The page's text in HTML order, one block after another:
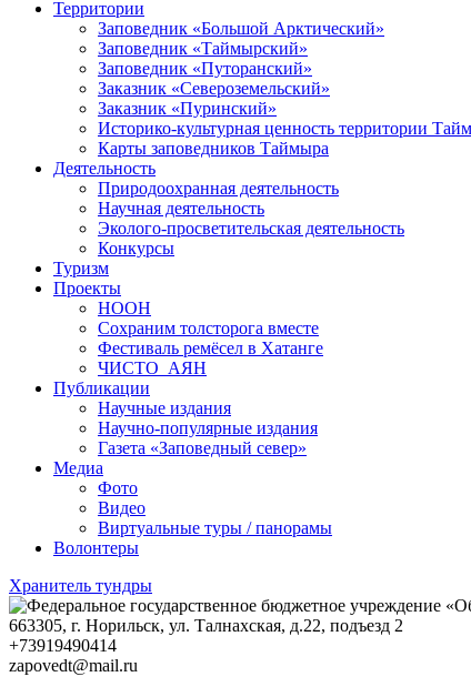
Территории
Заповедник «Большой Арктический»
Заповедник «Таймырский»
Заповедник «Путоранский»
Заказник «Североземельский»
Заказник «Пуринский»
Историко-культурная ценность территории
Карты заповедников Таймыра
Деятельность
Природоохранная деятельность
Научная деятельность
Эколого-просветительская деятельность
Конкурсы
Туризм
Проекты
НООН
Сохраним толсторога вместе
Фестиваль ремёсел в Хатанге
ЧИСТО_АЯН
Публикации
Научные издания
Научно-популярные издания
Газета «Заповедный север»
Медиа
Фото
Видео
Виртуальные туры / панорамы
Волонтеры
Хранитель тундры
663305, г. Норильск, ул. Талнахская, д.22, подъезд 2
+73919490414
zapovedt@mail.ru